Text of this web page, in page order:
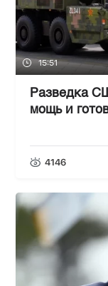
15:51
Разведка
мощь и
4146